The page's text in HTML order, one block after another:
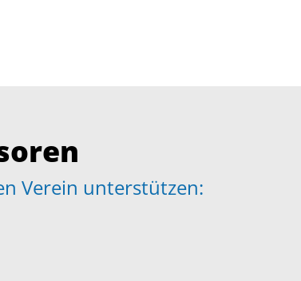
Verein unterstützen: